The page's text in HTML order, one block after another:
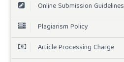
Online Submission Guidelines
Plagiarism Policy
Article Processing Charge